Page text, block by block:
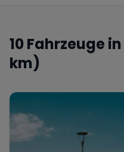
Porsche
10 Fahrzeuge in
km)